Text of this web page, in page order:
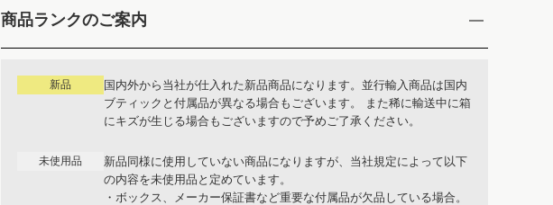
商品ランクのご案内
新品
国内外から当社が仕入れた新品商品になります。並行輸入商品は国内
ブティックと付属品が異なる場合もございます。 また稀に輸送中に箱
にキズが生じる場合もございますので予めご了承ください。
未使用品
新品同様に使用していない商品になりますが、当社規定によって以下
の内容を未使用品と定めています。
・ボックス、メーカー保証書など重要な付属品が欠品している場合。